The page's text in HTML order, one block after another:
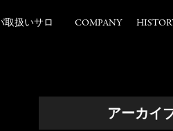
取扱いサロ
COMPANY
アーカイ